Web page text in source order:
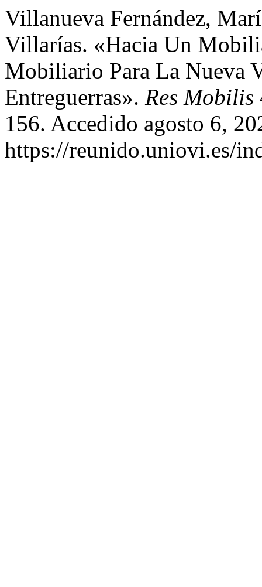
Villanueva Fernández,
Villarías. «Hacia Un
Mobiliario Para La Nueva
Entreguerras». Res Mobilis
156. Accedido agosto 6,
https://reunido.uniovi.es/